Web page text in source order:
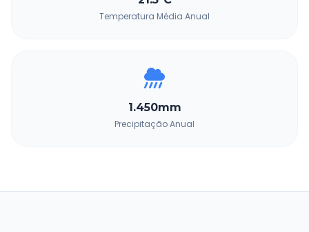
Temperatura Média Anual
1.450mm
Precipitação Anual